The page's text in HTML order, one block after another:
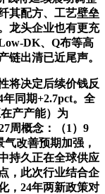
其配方、工艺壁垒
龙头企业也有更充
DK、Q布等高
链出清已近尾声。
决定后续价钱反
同期+2.7pct。全
产产能）为
周概念：（1）9
改善预期加强，
持久正在全球供应
，此次行业结合企
，24年两新政策对